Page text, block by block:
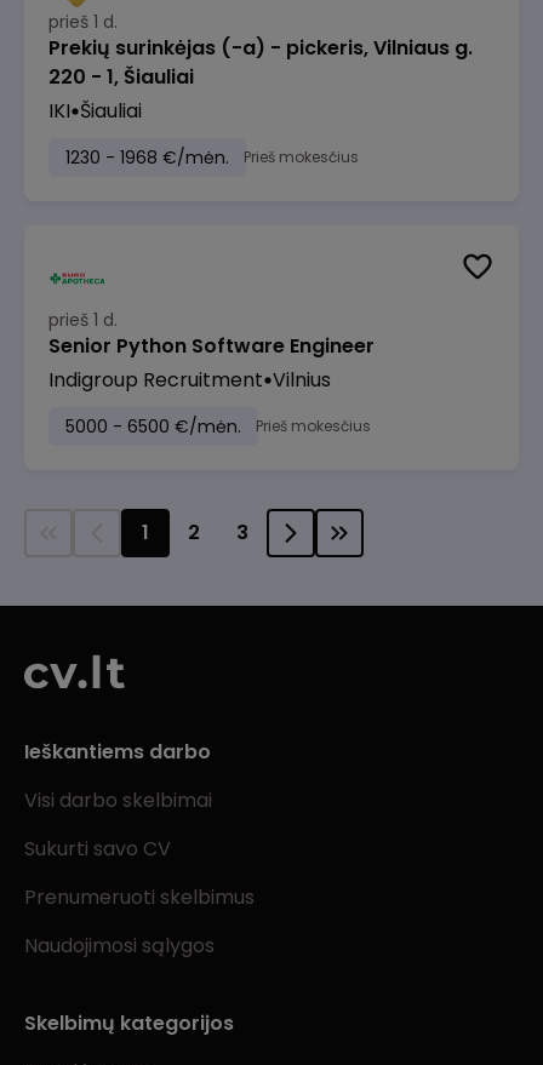
prieš 1 d.
Prekių surinkėjas (-a) - pickeris, Vilniaus g.
220 - 1, Šiauliai
IKI Šiauliai
1230 - 1968 €/mėn. Prieš mokesčius
prieš 1 d.
Senior Python Software Engineer
Indigroup Recruitment Vilnius
5000 - 6500 €/mėn. Prieš mokesčius
1 2 3
Ieškantiems darbo
Visi darbo skelbimai
Sukurti savo CV
Prenumeruoti skelbimus
Naudojimosi sąlygos
Skelbimų kategorijos